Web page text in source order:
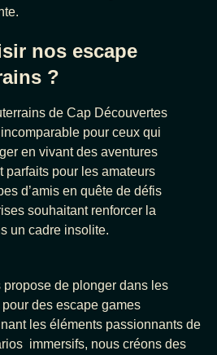
nos escape
?
de Cap Découvertes
pour ceux qui
en vivant des aventures
parfaits pour les amateurs
d’amis en quête de défis
souhaitant renforcer la
un cadre insolite.
de plonger dans les
des escape games
les éléments passionnants de
immersifs, nous créons des